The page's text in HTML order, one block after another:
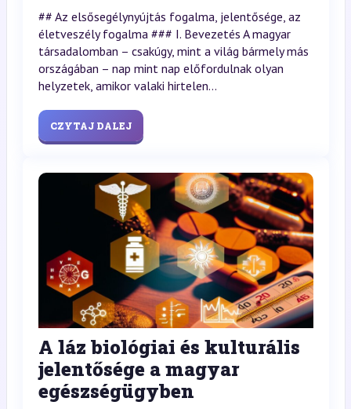
## Az elsősegélynyújtás fogalma, jelentősége, az
életveszély fogalma ### I. Bevezetés A magyar
társadalomban – csakúgy, mint a világ bármely más
országában – nap mint nap előfordulnak olyan
helyzetek, amikor valaki hirtelen...
CZYTAJ DALEJ
A láz biológiai és kulturális
jelentősége a magyar
egészségügyben